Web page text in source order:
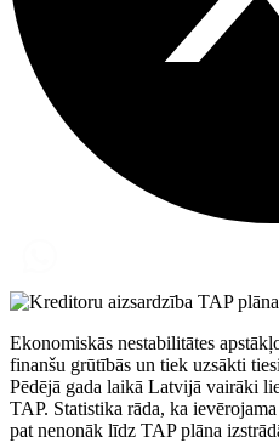
Ekonomiskās nestabilitātes
finanšu grūtībās un tiek uzsākti
Pēdējā gada laikā Latvijā vairāki
TAP. Statistika rāda, ka
pat nenonāk līdz TAP plāna